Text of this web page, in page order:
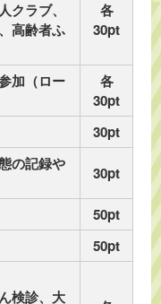
クラブ、
高齢者ふ
各
30pt
加（ロー
各
30pt
30pt
の記録や
30pt
50pt
50pt
検診、大